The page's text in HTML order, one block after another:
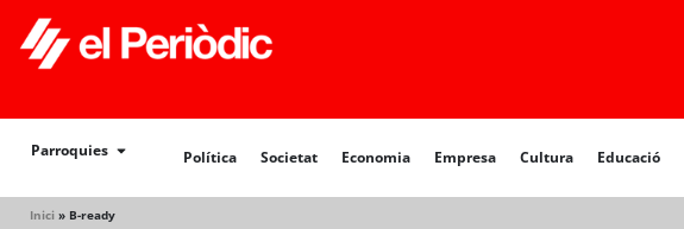
Parroquies Política Societat Economia Empresa Cultura Educació
Inici » B-ready
Política Societat